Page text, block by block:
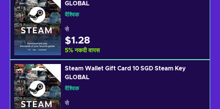
GLOBAL
वैश्विक
से
$1.28
5% नकदी वापस
Steam Wallet Gift Card 10 SGD Steam Key
GLOBAL
वैश्विक
से